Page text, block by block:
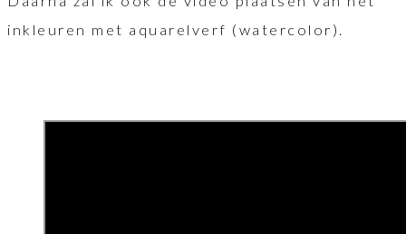
inkleuren met aquarelverf (watercolor).